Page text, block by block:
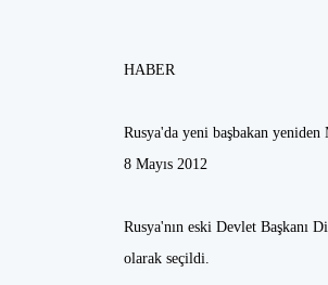
HABER
Rusya'da yeni başbakan yeniden
8 Mayıs 2012
Rusya'nın eski Devlet Başkanı
olarak seçildi.